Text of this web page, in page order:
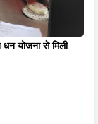
योजना से मिली